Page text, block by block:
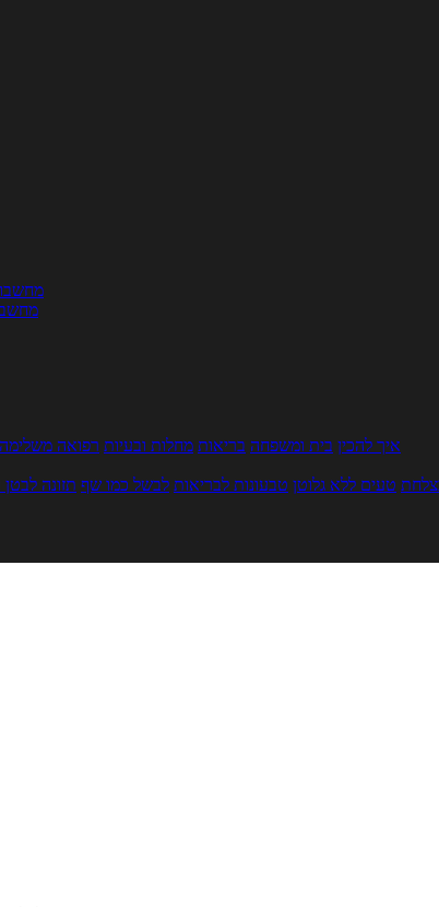
איך להכין בית ומשפחה בריאות מחלות ובעיות רפואה משלימה
טעים ללא גלוטן טבעונות לבריאות לבשל כמו שף תזונה לבטן